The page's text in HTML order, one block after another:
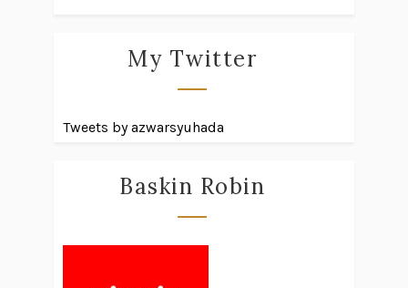
My Twitter
Tweets by azwarsyuhada
Baskin Robin